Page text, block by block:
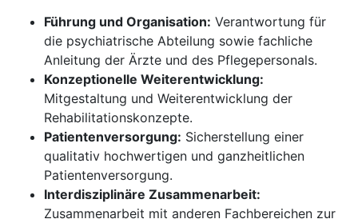
Führung und Organisation: Verantwortung für
die psychiatrische Abteilung sowie fachliche
Anleitung der Ärzte und des Pflegepersonals.
Konzeptionelle Weiterentwicklung:
Mitgestaltung und Weiterentwicklung der
Rehabilitationskonzepte.
Patientenversorgung: Sicherstellung einer
qualitativ hochwertigen und ganzheitlichen
Patientenversorgung.
Interdisziplinäre Zusammenarbeit:
Zusammenarbeit mit anderen Fachbereichen zur